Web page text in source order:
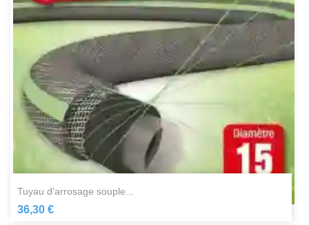
tuyau d'arrosage souple...
36,30 €